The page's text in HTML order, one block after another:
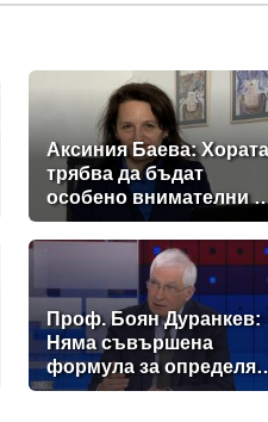
Аксиния Баева:
трябва да бъдат
особено внимателни и
към оферти с
прекалено ниски цени
Проф. Боян Дуранкев:
Няма съвършена
формула за
на минималната